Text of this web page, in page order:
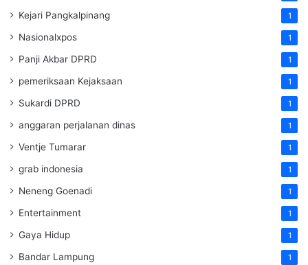
Kejari Pangkalpinang 1
Nasionalxpos 1
Panji Akbar DPRD 1
pemeriksaan Kejaksaan 1
Sukardi DPRD 1
anggaran perjalanan dinas 1
Ventje Tumarar 1
grab indonesia 1
Neneng Goenadi 1
Entertainment 1
Gaya Hidup 1
Bandar Lampung 1